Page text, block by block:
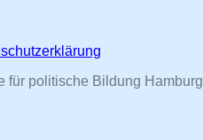
für politische Bildung Hamburg